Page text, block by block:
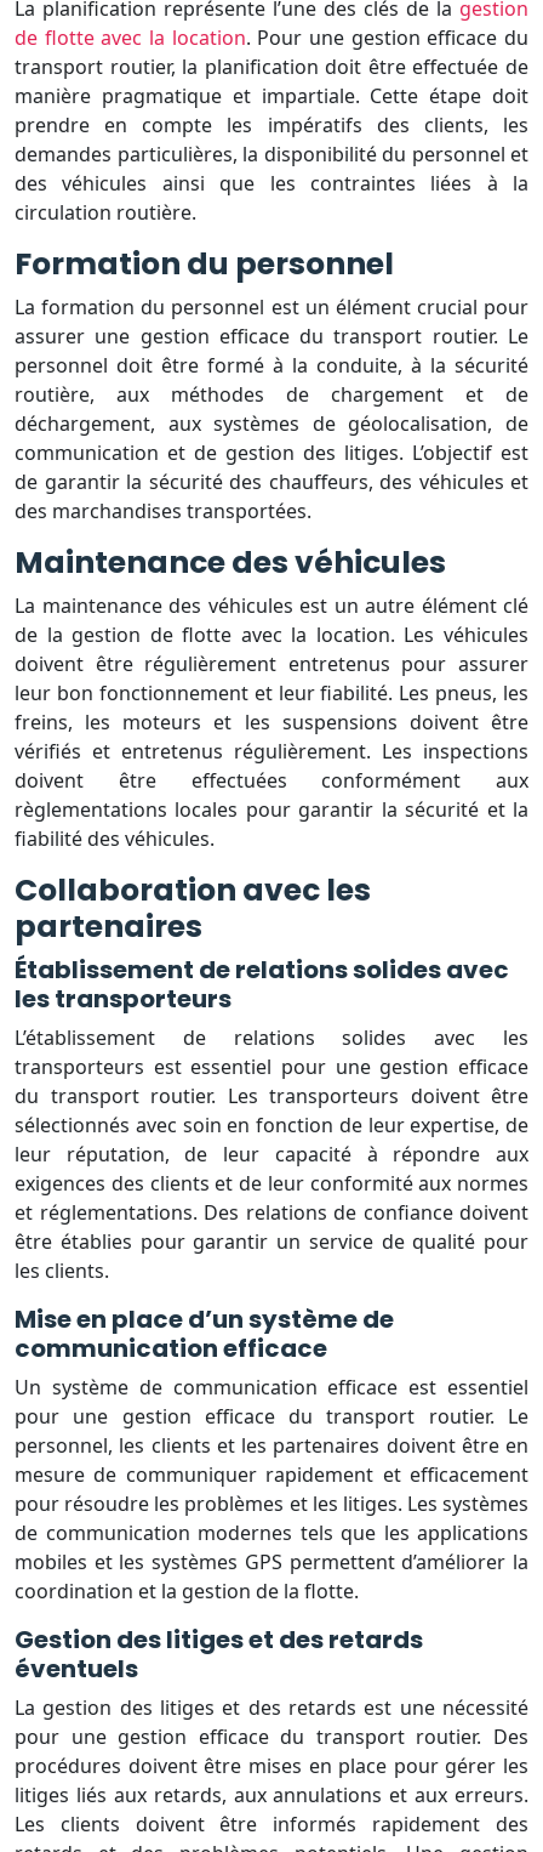
La planification représente l’une des clés de la gestion
de flotte avec la location. Pour une gestion efficace du
transport routier, la planification doit être effectuée de
manière pragmatique et impartiale. Cette étape doit
prendre en compte les impératifs des clients, les
demandes particulières, la disponibilité du personnel et
des véhicules ainsi que les contraintes liées à la
circulation routière.
Formation du personnel
La formation du personnel est un élément crucial pour
assurer une gestion efficace du transport routier. Le
personnel doit être formé à la conduite, à la sécurité
routière, aux méthodes de chargement et de
déchargement, aux systèmes de géolocalisation, de
communication et de gestion des litiges. L’objectif est
de garantir la sécurité des chauffeurs, des véhicules et
des marchandises transportées.
Maintenance des véhicules
La maintenance des véhicules est un autre élément clé
de la gestion de flotte avec la location. Les véhicules
doivent être régulièrement entretenus pour assurer
leur bon fonctionnement et leur fiabilité. Les pneus, les
freins, les moteurs et les suspensions doivent être
vérifiés et entretenus régulièrement. Les inspections
doivent être effectuées conformément aux
règlementations locales pour garantir la sécurité et la
fiabilité des véhicules.
Collaboration avec les
partenaires
Établissement de relations solides avec
les transporteurs
L’établissement de relations solides avec les
transporteurs est essentiel pour une gestion efficace
du transport routier. Les transporteurs doivent être
sélectionnés avec soin en fonction de leur expertise, de
leur réputation, de leur capacité à répondre aux
exigences des clients et de leur conformité aux normes
et réglementations. Des relations de confiance doivent
être établies pour garantir un service de qualité pour
les clients.
Mise en place d’un système de
communication efficace
Un système de communication efficace est essentiel
pour une gestion efficace du transport routier. Le
personnel, les clients et les partenaires doivent être en
mesure de communiquer rapidement et efficacement
pour résoudre les problèmes et les litiges. Les systèmes
de communication modernes tels que les applications
mobiles et les systèmes GPS permettent d’améliorer la
coordination et la gestion de la flotte.
Gestion des litiges et des retards
éventuels
La gestion des litiges et des retards est une nécessité
pour une gestion efficace du transport routier. Des
procédures doivent être mises en place pour gérer les
litiges liés aux retards, aux annulations et aux erreurs.
Les clients doivent être informés rapidement des